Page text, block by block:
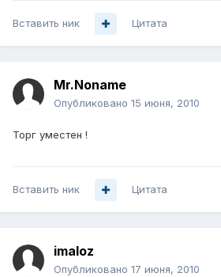
Вставить ник Цитата
Mr.Noname
Опубликовано 15 июня, 2010
Торг уместен !
Вставить ник Цитата
imaloz
Опубликовано 17 июня, 2010